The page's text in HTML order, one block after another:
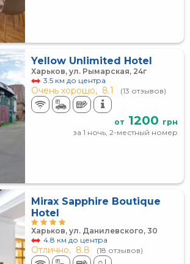
Yellow Unlimited Hotel
Харьков, ул. Рымарская, 24г
3.5 км до центра
Очень хорошо, 8.1 (13 отзывов)
от 1200 грн
за 1 ночь, 2-местный номер
Mirax Sapphire Boutique
Hotel
Харьков, ул. Данилевского, 30
4.8 км до центра
Отлично, 8.8 (18 отзывов)